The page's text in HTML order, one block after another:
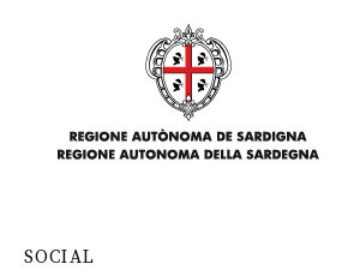
SOCIAL